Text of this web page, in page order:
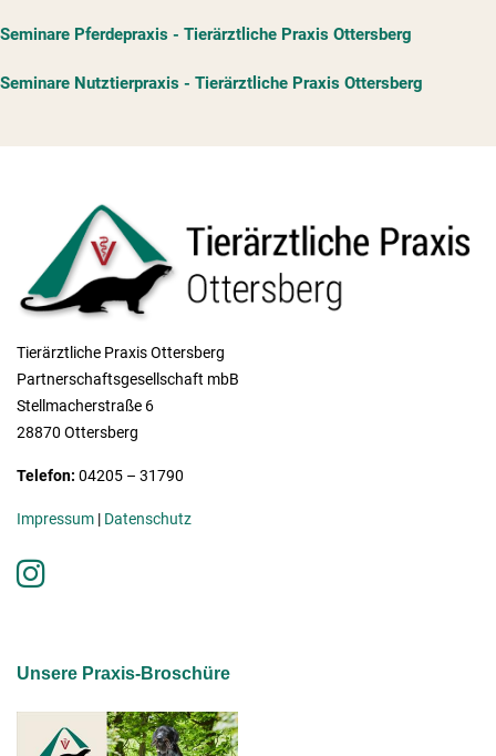
Seminare Pferdepraxis - Tierärztliche Praxis Ottersberg
Seminare Nutztierpraxis - Tierärztliche Praxis Ottersberg
Tierärztliche Praxis Ottersberg
Partnerschaftsgesellschaft mbB
Stellmacherstraße 6
28870 Ottersberg
Telefon: 04205 – 31790
Impressum | Datenschutz
Unsere Praxis-Broschüre